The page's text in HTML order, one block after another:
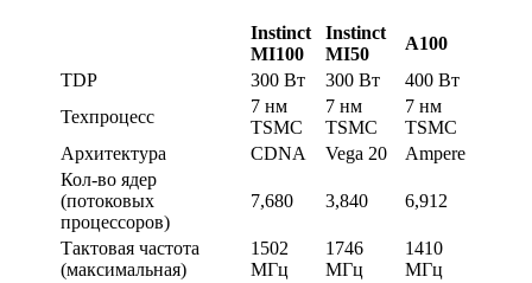
Instinct
MI100
Instinct
MI50
A100
TDP
300 Вт 300 Вт
400 Вт
Техпроцесс
7 нм
TSMC
7 нм
TSMC
7 нм
TSMC
Архитектура
CDNA Vega 20
Ampere
Кол-во ядер
(потоковых
процессоров)
7,680 3,840 6,912
Тактовая частота
(максимальная)
1502
МГц
1746
МГц
1410
МГц